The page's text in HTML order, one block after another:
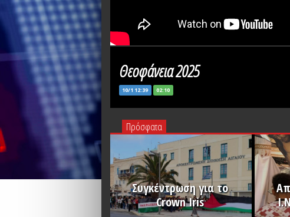
Θεοφάνεια 2025
10/1 12:39 02:10
Πρόσφατα
Συγκέντρωση για το
Crown Iris